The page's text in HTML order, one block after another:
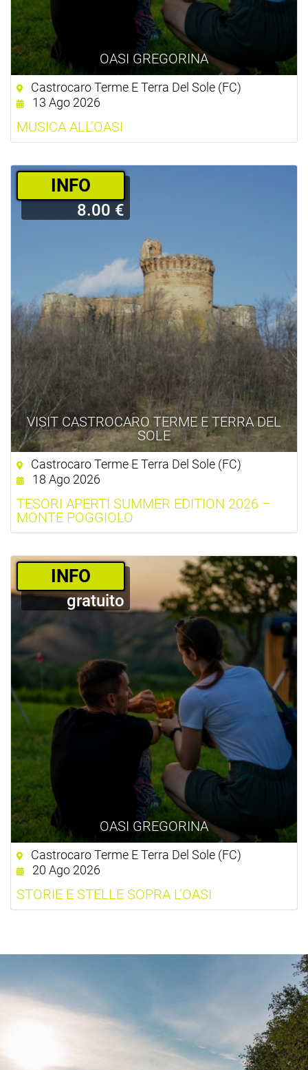
OASI GREGORINA
Castrocaro Terme E Terra Del Sole (FC)
13 Ago 2026
MUSICA ALL’OASI
VISIT CASTROCARO TERME E TERRA DEL
SOLE
­INFO
8.00 €
Castrocaro Terme E Terra Del Sole (FC)
18 Ago 2026
TESORI APERTI SUMMER EDITION 2026 –
MONTE POGGIOLO
OASI GREGORINA
­INFO
gratuito
Castrocaro Terme E Terra Del Sole (FC)
20 Ago 2026
STORIE E STELLE SOPRA L’OASI